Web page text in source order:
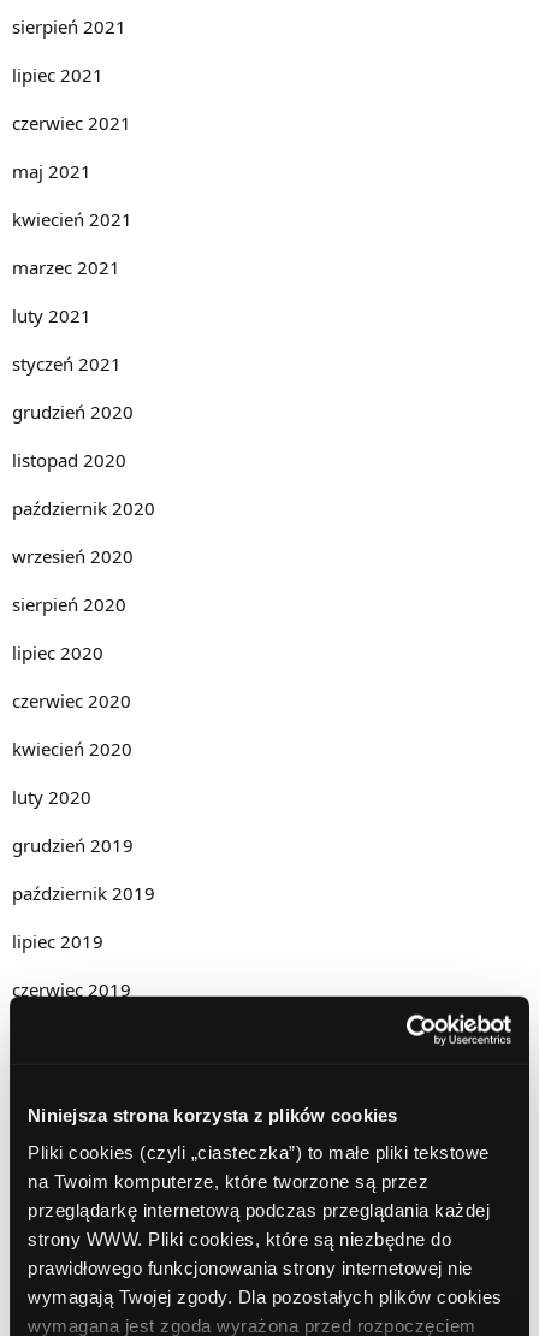
Niniejsza strona korzysta z plików cookies
Pliki cookies (czyli „ciasteczka”) to małe pliki tekstowe
na Twoim komputerze, które tworzone są przez
przeglądarkę internetową podczas przeglądania każdej
strony WWW. Pliki cookies, które są niezbędne do
prawidłowego funkcjonowania strony internetowej nie
wymagają Twojej zgody. Dla pozostałych plików cookies
wymagana jest zgoda wyrażona przed rozpoczęciem
sierpień 2021
lipiec 2021
czerwiec 2021
maj 2021
kwiecień 2021
marzec 2021
luty 2021
styczeń 2021
grudzień 2020
listopad 2020
październik 2020
wrzesień 2020
sierpień 2020
lipiec 2020
czerwiec 2020
kwiecień 2020
luty 2020
grudzień 2019
październik 2019
lipiec 2019
czerwiec 2019
grudzień 2018
listopad 2018
październik 2018
wrzesień 2018
sierpień 2018